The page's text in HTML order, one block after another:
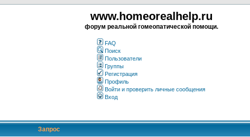
www.homeorealhelp.ru
форум реальной гомеопатической помощи.
FAQ
Поиск
Пользователи
Группы
Регистрация
Профиль
Войти и проверить личные сообщения
Вход
Запрос